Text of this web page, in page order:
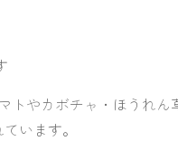
トやカボチャ・ほうれ
います。